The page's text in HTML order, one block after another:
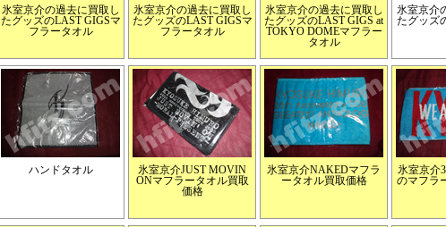
氷室京介の過去に買取し
たグッズのLAST GIGSマ
フラータオル
氷室京介の過去に買取し
たグッズのLAST GIGSマ
フラータオル
氷室京介の過去に買取し
たグッズのLAST GIGS at
TOKYO DOMEマフラー
タオル
氷室京介
たグッズ
ハンドタオル
氷室京介JUST MOVIN
ONマフラータオル買取
価格
氷室京介NAKEDマフラ
ータオル買取価格
氷室京介
のマフラ